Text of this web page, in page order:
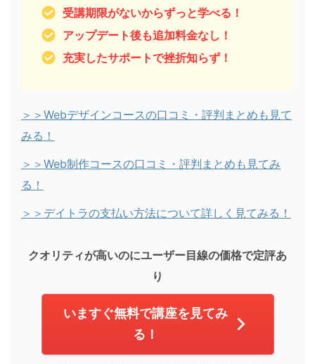
受講期限がないからずっと学べる！
アップデート後も追加料金なし！
充実したサポートで挫折知らず！
＞＞Webデザインコースの口コミ・評判まとめも見て
みる！
＞＞Web制作コースの口コミ・評判まとめも見てみ
る！
＞＞デイトラの支払い方法について詳しく見てみる！
クオリティが高いのにユーザー目線の価格で定評あ
り
いますぐ無料で講座を見てみ
る！